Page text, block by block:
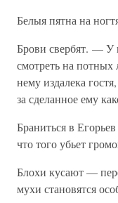
Белыя пятна на
Брови свербят. — У
смотреть на потных
нему издалека
за сделанное ему
Браниться в
что того убьет
Блохи кусают —
мухи становятся